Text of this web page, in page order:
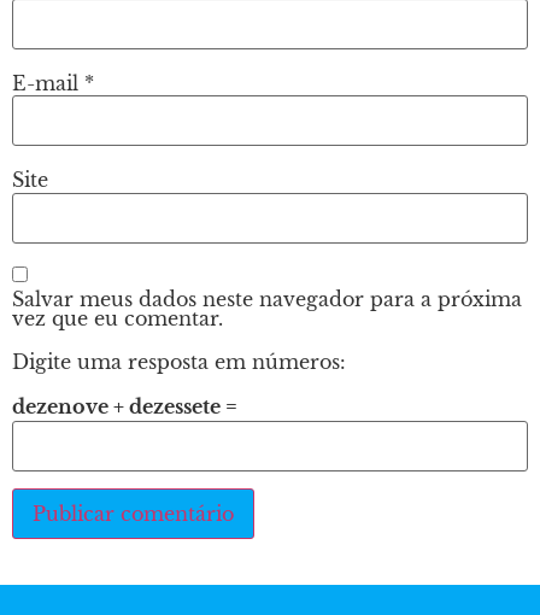
E-mail *
Site
Salvar meus dados neste navegador para a próxima
vez que eu comentar.
Digite uma resposta em números:
dezenove + dezessete =